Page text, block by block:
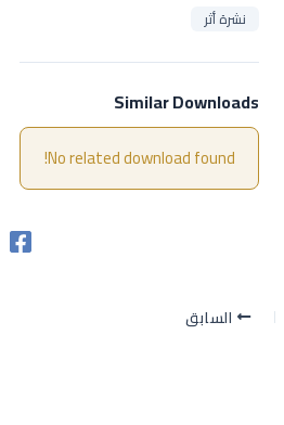
نشرة أثر
Similar Downloads
No related download found!
السابق